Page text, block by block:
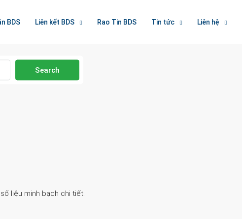
BDS Liên kết BDS Rao Tin BDS Tin tức Liên hệ
Search
liệu minh bạch chi tiết.